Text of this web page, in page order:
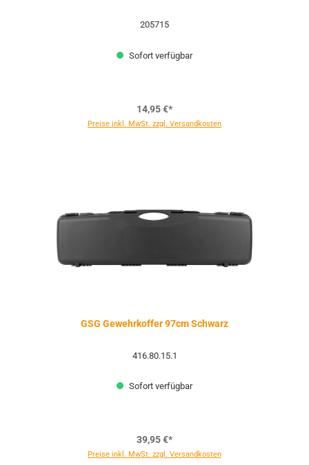
205715
Sofort verfügbar
14,95 €*
Preise inkl. MwSt. zzgl. Versandkosten
GSG Gewehrkoffer 97cm Schwarz
416.80.15.1
Sofort verfügbar
39,95 €*
Preise inkl. MwSt. zzgl. Versandkosten